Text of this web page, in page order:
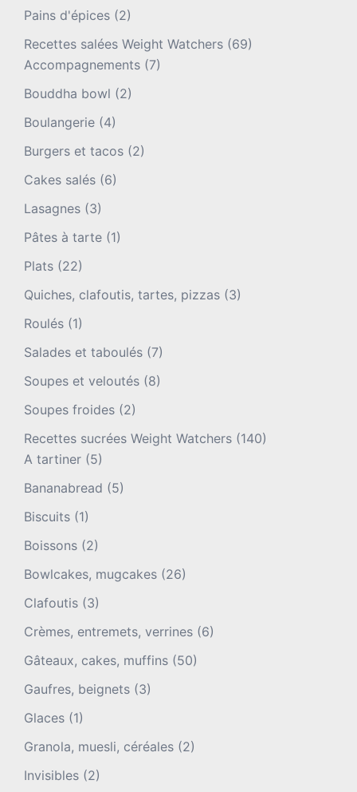
Pains d'épices (2)
Recettes salées Weight Watchers (69)
Accompagnements (7)
Bouddha bowl (2)
Boulangerie (4)
Burgers et tacos (2)
Cakes salés (6)
Lasagnes (3)
Pâtes à tarte (1)
Plats (22)
Quiches, clafoutis, tartes, pizzas (3)
Roulés (1)
Salades et taboulés (7)
Soupes et veloutés (8)
Soupes froides (2)
Recettes sucrées Weight Watchers (140)
A tartiner (5)
Bananabread (5)
Biscuits (1)
Boissons (2)
Bowlcakes, mugcakes (26)
Clafoutis (3)
Crèmes, entremets, verrines (6)
Gâteaux, cakes, muffins (50)
Gaufres, beignets (3)
Glaces (1)
Granola, muesli, céréales (2)
Invisibles (2)